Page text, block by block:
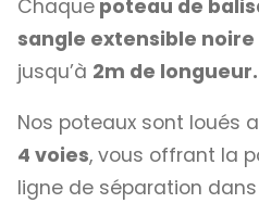
Chaque poteau de
sangle extensible noire
jusqu’à 2m de longueur.
Nos poteaux sont loués
4 voies, vous offrant la
ligne de séparation